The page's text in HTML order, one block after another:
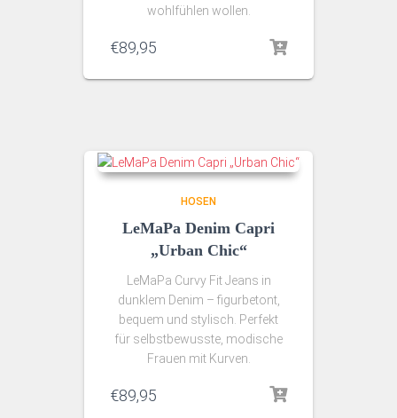
wohlfühlen wollen.
€89,95
HOSEN
LeMaPa Denim Capri
„Urban Chic“
LeMaPa Curvy Fit Jeans in
dunklem Denim – figurbetont,
bequem und stylisch. Perfekt
für selbstbewusste, modische
Frauen mit Kurven.
€89,95